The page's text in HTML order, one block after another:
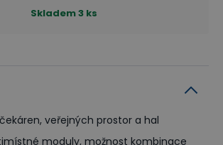
Skladem3 ks
veřejných prostor a hal
moduly, možnost kombinace